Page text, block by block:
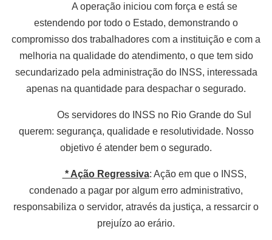
A operação iniciou com força e está se
estendendo por todo o Estado, demonstrando o
compromisso dos trabalhadores com a instituição e com a
melhoria na qualidade do atendimento, o que tem sido
secundarizado pela administração do INSS, interessada
apenas na quantidade para despachar o segurado.
Os servidores do INSS no Rio Grande do Sul
querem: segurança, qualidade e resolutividade. Nosso
objetivo é atender bem o segurado.
* Ação Regressiva: Ação em que o INSS,
condenado a pagar por algum erro administrativo,
responsabiliza o servidor, através da justiça, a ressarcir o
prejuízo ao erário.